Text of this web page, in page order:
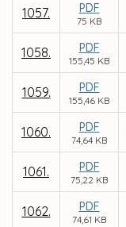
1057. PDF
75 KB
1058. PDF
155,45 KB
1059. PDF
155,46 KB
1060. PDF
74,64 KB
1061. PDF
75,22 KB
1062. PDF
74,61 KB